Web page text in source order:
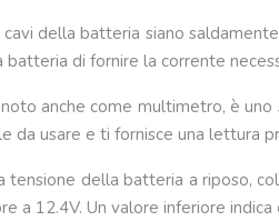
della batteria siano
batteria di fornire la corrente
anche come multimetro, è
da usare e ti fornisce una
tensione della batteria a riposo,
a 12.4V. Un valore inferiore